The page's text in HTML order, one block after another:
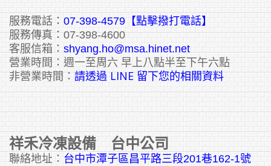
服務電話： 07-398-4579【點擊撥打電話】
服務傳真：07-398-4600
客服信箱： shyang.ho@msa.hinet.net
營業時間：週一至周六 早上八點半至下午六點
非營業時間： 請透過 LINE 留下您的相關資料
祥禾冷凍設備 台中公司
聯絡地址： 台中市潭子區昌平路三段201巷162-1號